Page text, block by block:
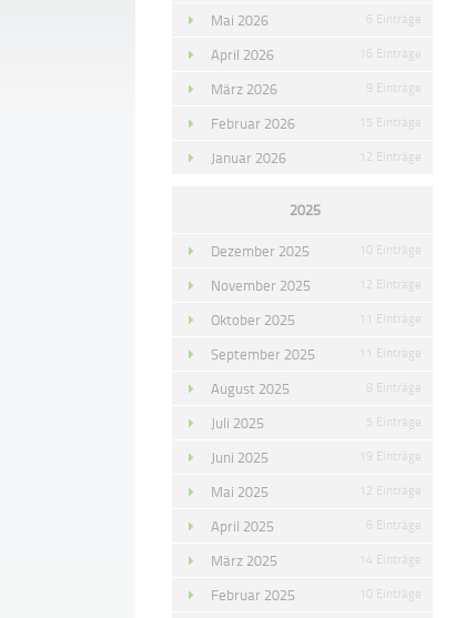
Mai 2026 6 Einträge
April 2026 16 Einträge
März 2026 9 Einträge
Februar 2026 15 Einträge
Januar 2026 12 Einträge
2025
Dezember 2025 10 Einträge
November 2025 12 Einträge
Oktober 2025 11 Einträge
September 2025 11 Einträge
August 2025 8 Einträge
Juli 2025 5 Einträge
Juni 2025 19 Einträge
Mai 2025 12 Einträge
April 2025 6 Einträge
März 2025 14 Einträge
Februar 2025 10 Einträge